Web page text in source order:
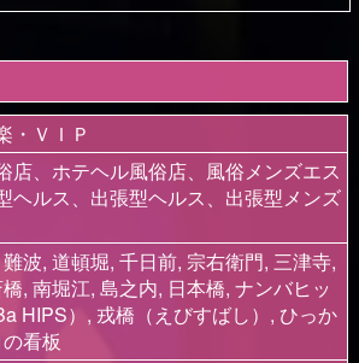
・ＶＩＰ
店、ホテヘル風俗店、風俗メンズエス
ヘルス、出張型ヘルス、出張型メンズ
波, 道頓堀, 千日前, 宗右衛門, 三津寺,
, 南堀江, 島之内, 日本橋, ナンバヒッ
HIPS）, 戎橋（えびすばし）, ひっか
看板